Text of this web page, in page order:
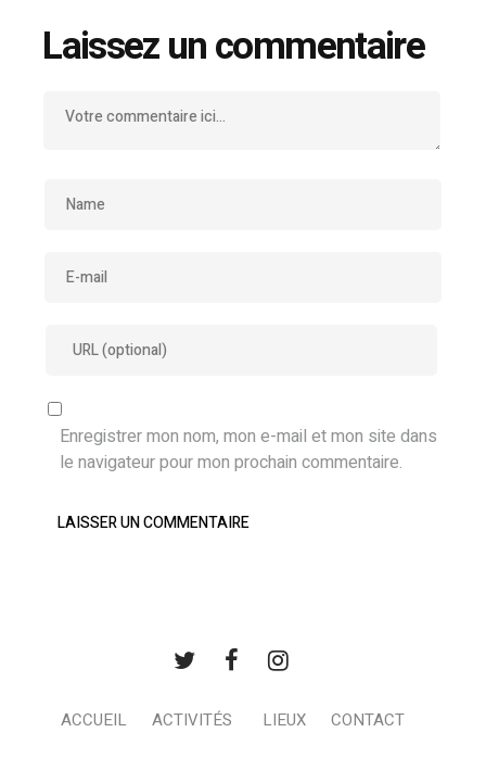
Laissez un commentaire
Enregistrer mon nom, mon e-mail et mon site dans
le navigateur pour mon prochain commentaire.
ACCUEIL ACTIVITÉS LIEUX CONTACT